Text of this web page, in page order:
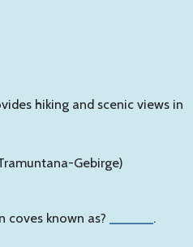
hiking and scenic views in
Gebirge)
coves known as?
.